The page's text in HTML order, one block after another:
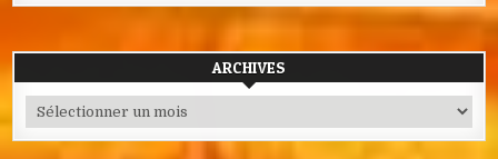
ARCHIVES
Archives